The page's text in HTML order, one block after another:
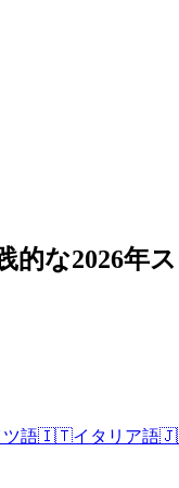
的な2026年
ツ語🇮🇹イタリア語